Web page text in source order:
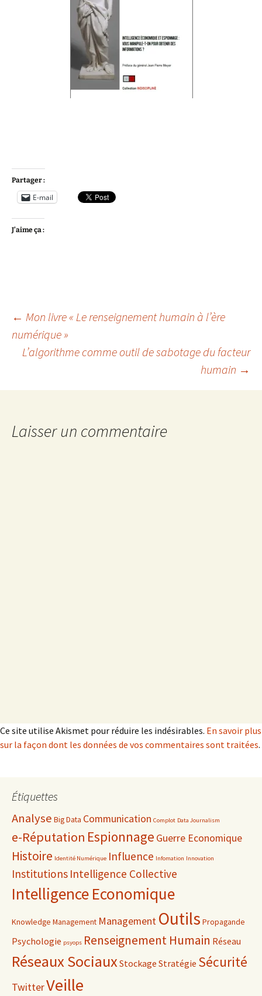
Partager :
E-mail
J’aime ça :
Navigation
des
articles
← Mon livre « Le renseignement humain à l’ère
numérique »
L’algorithme comme outil de sabotage du facteur
humain →
Laisser un commentaire
Ce site utilise Akismet pour réduire les indésirables. En savoir plus
sur la façon dont les données de vos commentaires sont traitées.
Étiquettes
Analyse Big Data Communication Complot Data Journalism
e-Réputation Espionnage Guerre Economique
Histoire Identité Numérique Influence Infomation Innovation
Institutions Intelligence Collective
Intelligence Economique
Knowledge Management Management Outils Propagande
Psychologie psyops Renseignement Humain Réseau
Réseaux SociauxStockage Stratégie Sécurité
TwitterVeille